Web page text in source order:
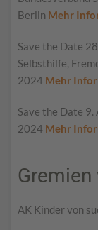
Berlin Mehr
Save the Date
Selbsthilfe,
2024 Mehr
Save the Date
2024 Mehr
Gremien
AK Kinder von